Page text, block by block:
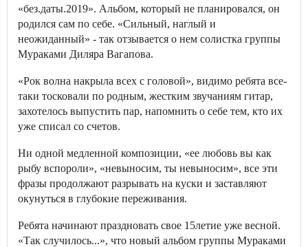
«без.даты.2019». Альбом, который не планировался, он
родился сам по себе. «Сильный, наглый и
неожиданный» - так отзывается о нем солистка группы
Мураками Диляра Вагапова.
«Рок волна накрыла всех с головой», видимо ребята все-
таки тосковали по родным, жестким звучаниям гитар,
захотелось выпустить пар, напомнить о себе тем, кто их
уже списал со счетов.
Ни одной медленной композиции, «ее любовь вы как
рыбу вспороли», «невыносим, ты невыносим», все эти
фразы продолжают разрывать на куски и заставляют
окунуться в глубокие переживания.
Ребята начинают праздновать свое 15летие уже весной.
«Так случилось...», что новый альбом группы Мураками